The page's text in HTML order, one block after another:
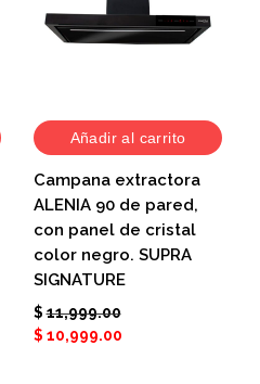
Añadir al carrito
Campana extractora
ALENIA 90 de pared,
con panel de cristal
color negro. SUPRA
SIGNATURE
$ 11,999.00
$ 10,999.00